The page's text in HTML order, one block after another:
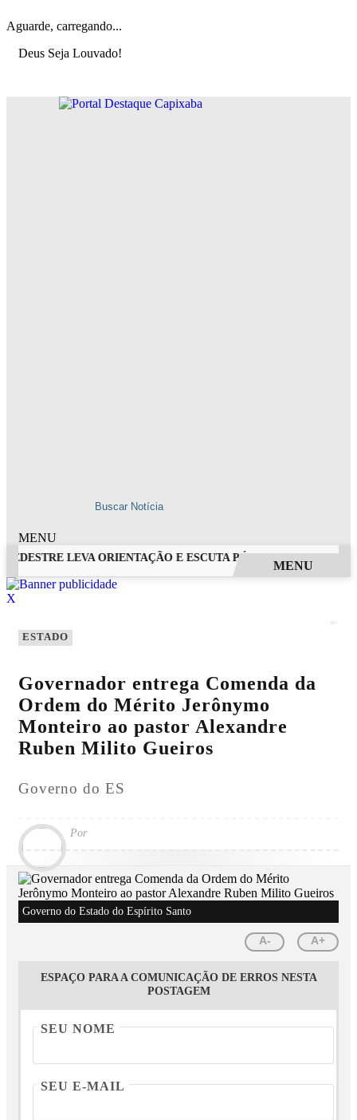
Aguarde, carregando...
Deus Seja Louvado!
MENU
LEVA ORIENTAÇÃO E ESCUTA PÚBLICA A VILA NOVA
MENU
X
ESTADO
Governador entrega Comenda da
Ordem do Mérito Jerônymo
Monteiro ao pastor Alexandre
Ruben Milito Gueiros
Governo do ES
Por
Governo do Estado do Espírito Santo
A- A+
ESPAÇO PARA A COMUNICAÇÃO DE ERROS NESTA
POSTAGEM
SEU NOME
SEU E-MAIL